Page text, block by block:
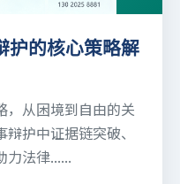
护的核心策略解
，从困境到自由的关
护中证据链突破、
力法律......